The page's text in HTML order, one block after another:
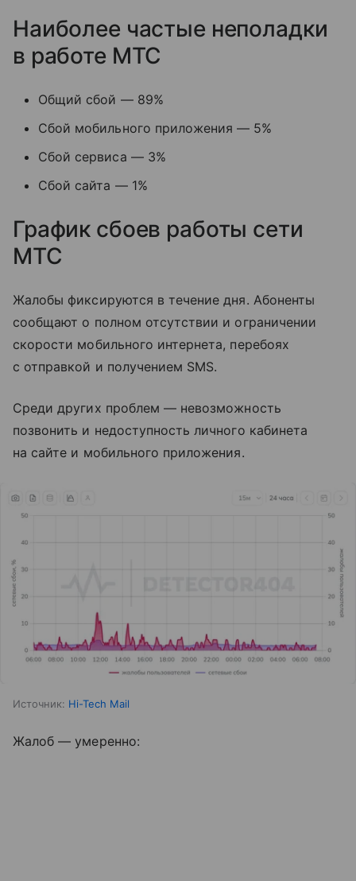
Наиболее частые неполадки
в работе МТС
Общий сбой — 89%
Сбой мобильного приложения — 5%
Сбой сервиса — 3%
Сбой сайта — 1%
График сбоев работы сети
МТС
Жалобы фиксируются в течение дня. Абоненты
сообщают о полном отсутствии и ограничении
скорости мобильного интернета, перебоях
с отправкой и получением SMS.
Среди других проблем — невозможность
позвонить и недоступность личного кабинета
на сайте и мобильного приложения.
Источник: Hi-Tech Mail
Жалоб — умеренно: